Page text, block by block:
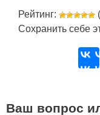
Рейтинг:
Сохранить себе
Ваш вопрос